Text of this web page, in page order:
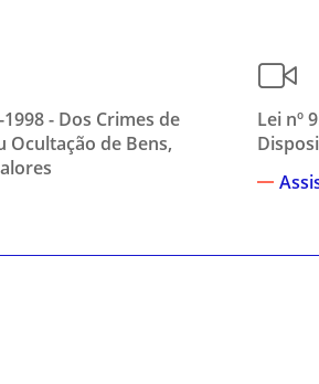
1998 - Dos Crimes de
Ocultação de Bens,
Lei nº